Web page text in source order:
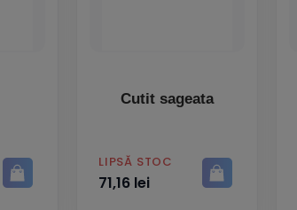
Cutit sageata
PRET
LIPSĂ STOC
71,16 lei